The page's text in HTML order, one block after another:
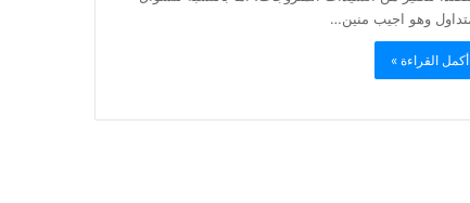
وهو اجيب منين…
أكمل القراءة »